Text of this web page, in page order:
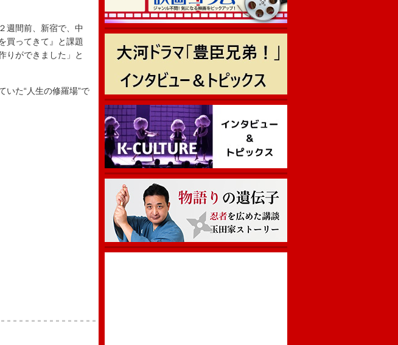
週間前、新宿で、中
買ってきて』と課題
りができました」と
た“人生の修羅場”で